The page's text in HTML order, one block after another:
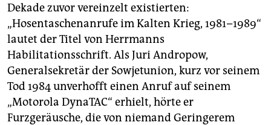
Dekade zuvor vereinzelt existierten:
„Hosentaschenanrufe im Kalten Krieg, 1981–1989“
lautet der Titel von Herrmanns
Habilitationsschrift. Als Juri Andropow,
Generalsekretär der Sowjetunion, kurz vor seinem
Tod 1984 unverhofft einen Anruf auf seinem
„Motorola DynaTAC“ erhielt, hörte er
Furzgeräusche, die von niemand Geringerem